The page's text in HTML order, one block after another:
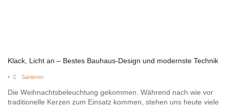
Klack, Licht an – Bestes Bauhaus-Design und modernste Technik
• Sanieren
Die Weihnachtsbeleuchtung gekommen. Während nach wie vor
traditionelle Kerzen zum Einsatz kommen, stehen uns heute viele